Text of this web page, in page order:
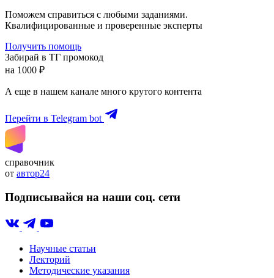
Поможем справиться с любыми заданиями.
Квалифицированные и проверенные эксперты
Получить помощь
Забирай в ТГ промокод
на 1000 ₽
А еще в нашем канале много крутого контента
Перейти в Telegram bot
справочник
от автор24
Подписывайся на наши соц. сети
Научные статьи
Лекторий
Методические указания